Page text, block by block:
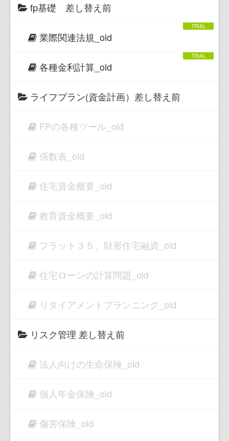
fp基礎 差し替え前
業際関連法規_old
各種金利計算_old
ライフプラン(資金計画）差し替え前
FPの各種ツール_old
係数表_old
住宅資金概要_old
教育資金概要_old
フラット３５、財形住宅融資_old
住宅ローンの計算問題_old
リタイアメントプランニング_old
リスク管理 差し替え前
法人向けの生命保険_old
個人年金保険_old
傷害保険_old